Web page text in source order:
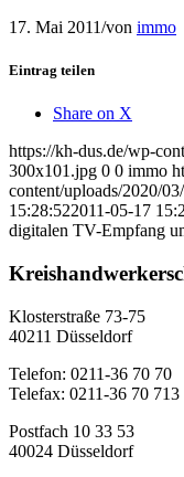
17. Mai 2011/von immo
Eintrag teilen
Share on X
https://kh-dus.de/wp-
300x101.jpg 0 0 immo
content/uploads/2020/
15:28:522011-05-17
digitalen TV-Empfang
Klosterstraße 73-75
40211 Düsseldorf
Telefon: 0211-36 70 70
Telefax: 0211-36 70 713
Postfach 10 33 53
40024 Düsseldorf